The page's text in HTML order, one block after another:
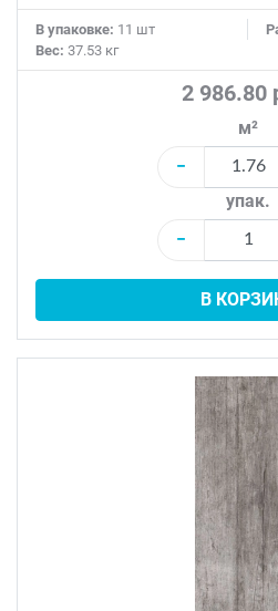
В упаковке: 11 шт
Вес: 37.53 кг
2 986.80
м²
−
упак.
−
В